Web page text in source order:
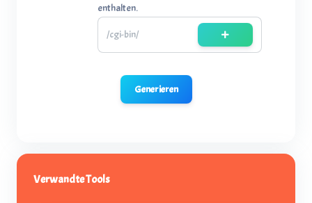
enthalten.
Generieren
Verwandte Tools